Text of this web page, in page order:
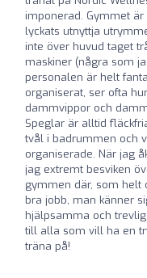
imponerad. Gymmet
lyckats utnyttja
inte över huvud taget
maskiner (några som
personalen är helt
organiserat, ser ofta
dammvippor och
Speglar är alltid
tvål i badrummen och
organiserade. När jag
jag extremt besviken
gymmen där, som helt
bra jobb, man känner
hjälpsamma och
till alla som vill ha en
träna på!